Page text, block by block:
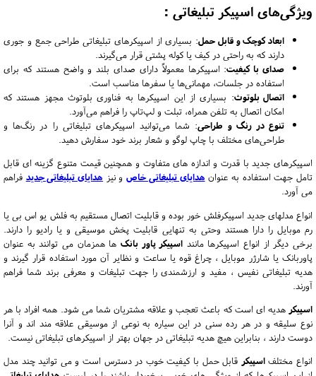
ویژگی‌های اسپیکر تبلیغاتی :
ابعاد کوچک و قابل حمل: بسیاری از اسپیکرهای تبلیغاتی طراحی جمع و جوری
دارند که به راحتی در کیف یا کوله پشتی قرار می‌گیرند.
صدای با کیفیت: اسپیکرها معمولاً دارای صدای بلند و واضح هستند که برای
استفاده در جلسات، مهمانی‌ها یا سفرها مناسب است.
اتصال بلوتوث: بسیاری از این اسپیکرها به فناوری بلوتوث مجهز هستند که
امکان اتصال به تلفن همراه، تبلت و لپ‌تاپ را فراهم می‌آورد.
تنوع در رنگ و طراحی: شما می‌توانید اسپیکرهای تبلیغاتی را در رنگ‌ها و
طراحی‌های مختلف با چاپ لوگو و شعار برند خود سفارش دهید.
اسپیکرهای جدید با قدرت و اندازه های متفاوت و همچنین قیمت متنوع گزینه ای قابل
تامل جهت استفاده به عنوان هدایای تبلیغاتی خاصو نیز هدایای تبلیغاتی جدید فراهم
می آورد.
انواع مدلهای جدید اسپیکرفلش خور بوده و قابلیت اتصال مستقیم به فلش یو اس بی یا
رم موبایل را دارا هستند وحتی به تنهایی قابلیت پخش موسیقی و یا رادیو را دارند.
برخی دیگر از انواع اسپیکرها مانند اسپیکر پاور بانک ها همزمان می توانند به عنوان
پاوربانک یا شارژر موبایل ، چراغ قوه یا ساعت و نظایر آن مورد استفاده قرار گیرند و
هدیه تبلیغاتی نفیس ، مفید و ارزشمندی را جهت تبلیغات و معرفی برند شما فراهم
آورند.
اسپیکر هدیه ای است که باعث تعجب و علاقه مشتریان شما می شود. همه افراد با هر
نوع سلیقه و در هر رده سنی در این سیاره به نوعی از موسیقی علاقه مند اند و آنرا
دوست دارند ، بنابراین هیچ هدیه تبلیغاتی در جهان بهتر از اسپیکرهای تبلیغاتی نیست.
انواع مختلفاسپیکر قابل حمل با کیفیت خوب در دسترس است و می توانید چند مدل